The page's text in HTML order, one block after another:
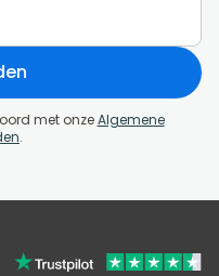
met onzeAlgemene
.